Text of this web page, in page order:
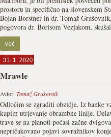
prostoru in specifično na slovenskem
Bojan Borstner in dr. Tomaž
pogovora dr. Borisom Vezjakom,
več
31. 1. 2020
Mrawle
Avtor:Tomaž Grušovnik
Odločim se zgraditi obzidje. Iz banke
kupim utrjevanje obrambne linije.
trave se na planoti počasi začne
nepričakovano pojavi sovražnikov